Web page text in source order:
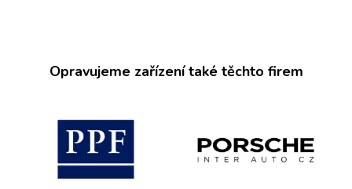
Opravujeme zařízení také těchto firem